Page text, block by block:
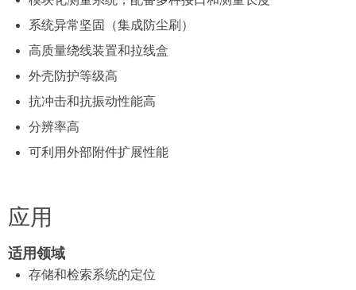
系统异常坚固（集成防尘刷）
高质量绕线装置和拉线盒
外壳防护等级高
抗冲击和抗振动性能高
分辨率高
可利用外部附件扩展性能
应用
适用领域
存储和检索系统的定位